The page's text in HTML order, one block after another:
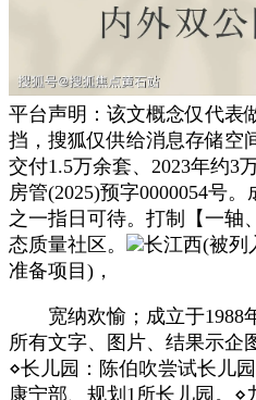
平台声明：该文概念仅代表
挡，搜狐仅供给消息存储空
交付1.5万余套、2023年约3
房管(2025)预字0000054号
之一指日可待。打制【一轴
态质量社区。
长江西(被列
准备项目)，
宽纳欢愉；成立于1988
所有文字、图片、结果示企
⋄长儿园：陈伯吹尝试长儿
康宁部、规划1所长儿园。⋄